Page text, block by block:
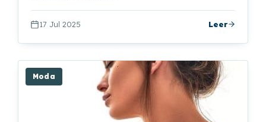
17 Jul 2025 Leer
Moda